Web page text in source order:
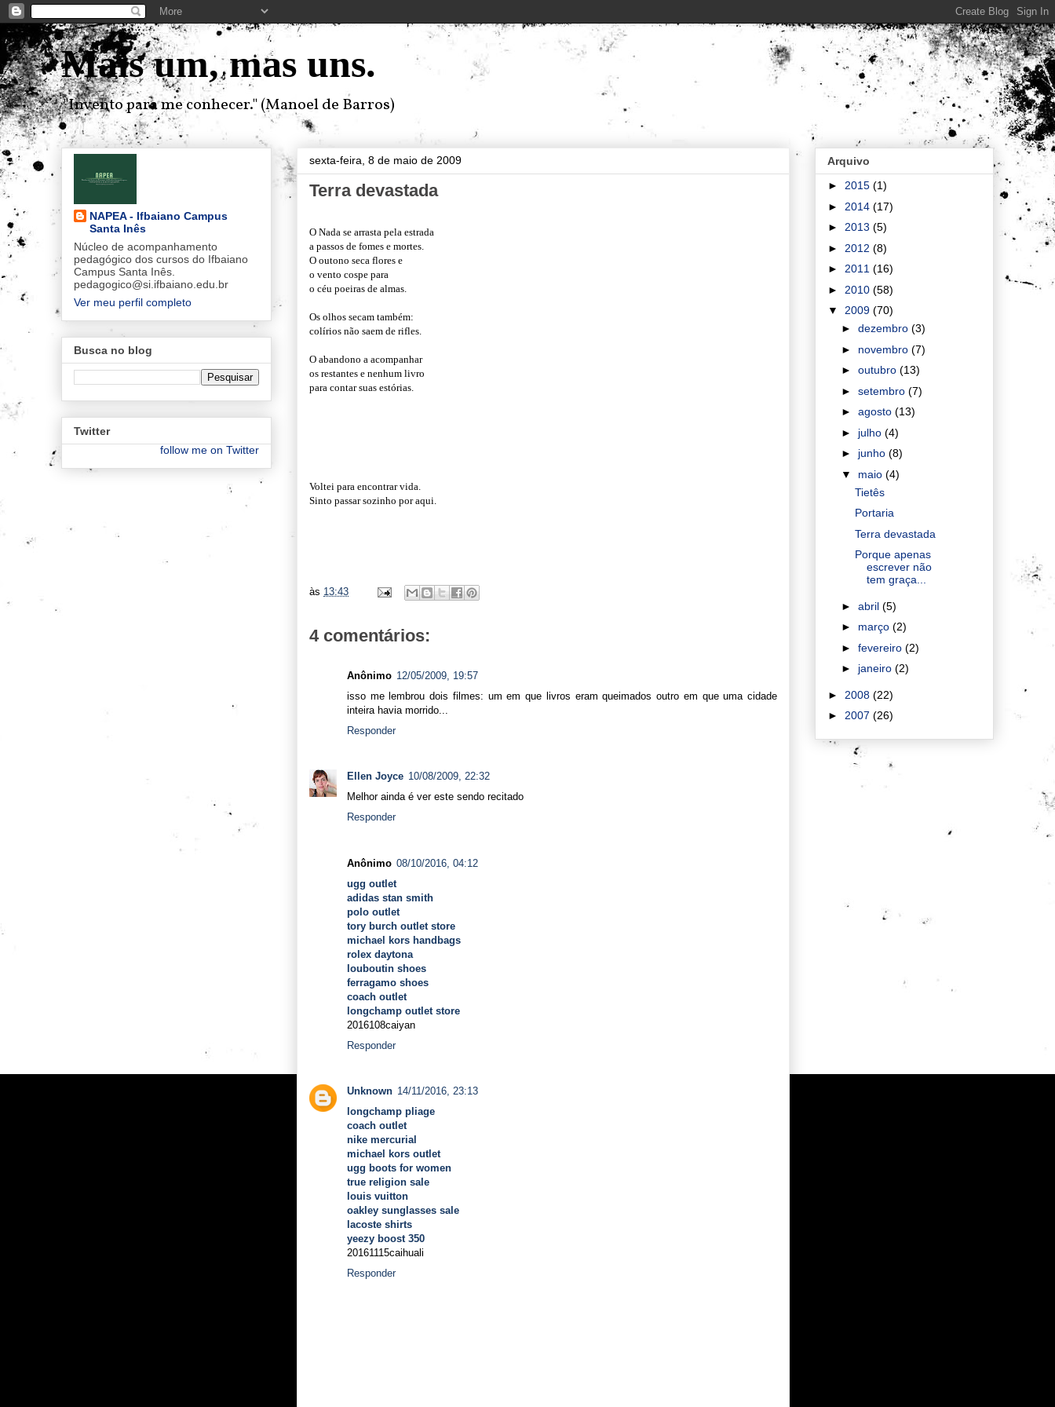
Mais um, mas uns.
"Invento para me conhecer." (Manoel de Barros)
sexta-feira, 8 de maio de 2009
Terra devastada
O Nada se arrasta pela estrada
a passos de fomes e mortes.
O outono seca flores e
o vento cospe para
o céu poeiras de almas.
Os olhos secam também:
colírios não saem de rifles.
O abandono a acompanhar
os restantes e nenhum livro
para contar suas estórias.
Voltei para encontrar vida.
Sinto passar sozinho por aqui.
às 13:43
4 comentários:
Anônimo 12/05/2009, 19:57
isso me lembrou dois filmes: um em que livros eram queimados outro em que uma cidade
inteira havia morrido...
Responder
Ellen Joyce 10/08/2009, 22:32
Melhor ainda é ver este sendo recitado
Responder
Anônimo 08/10/2016, 04:12
ugg outlet
adidas stan smith
polo outlet
tory burch outlet store
michael kors handbags
rolex daytona
louboutin shoes
ferragamo shoes
coach outlet
longchamp outlet store
2016108caiyan
Responder
Unknown 14/11/2016, 23:13
longchamp pliage
coach outlet
nike mercurial
michael kors outlet
ugg boots for women
true religion sale
louis vuitton
oakley sunglasses sale
lacoste shirts
yeezy boost 350
20161115caihuali
Responder
NAPEA - Ifbaiano Campus
Santa Inês
Núcleo de acompanhamento
pedagógico dos cursos do Ifbaiano
Campus Santa Inês.
pedagogico@si.ifbaiano.edu.br
Ver meu perfil completo
Busca no blog
Twitter
follow me on Twitter
Arquivo
► 2015 (1)
► 2014 (17)
► 2013 (5)
► 2012 (8)
► 2011 (16)
► 2010 (58)
▼ 2009 (70)
► dezembro (3)
► novembro (7)
► outubro (13)
► setembro (7)
► agosto (13)
► julho (4)
► junho (8)
▼ maio (4)
Tietês
Portaria
Terra devastada
Porque apenas
escrever não
tem graça...
► abril (5)
► março (2)
► fevereiro (2)
► janeiro (2)
► 2008 (22)
► 2007 (26)